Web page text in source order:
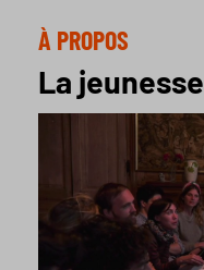
À PROPOS
La